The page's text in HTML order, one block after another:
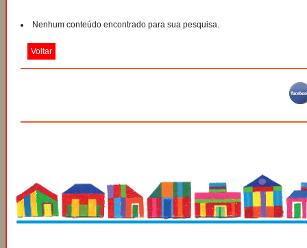
Nenhum conteúdo encontrado para sua pesquisa.
Voltar